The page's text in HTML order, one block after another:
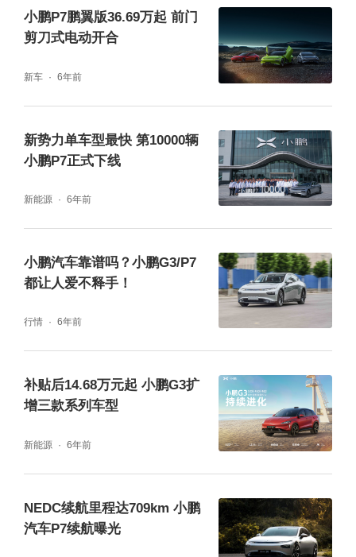
小鹏P7鹏翼版36.69万起 前门
剪刀式电动开合
新车 6年前
新势力单车型最快 第10000辆
小鹏P7正式下线
新能源 6年前
小鹏汽车靠谱吗？小鹏G3/P7
都让人爱不释手！
行情 6年前
补贴后14.68万元起 小鹏G3扩
增三款系列车型
新能源 6年前
NEDC续航里程达709km 小鹏
汽车P7续航曝光